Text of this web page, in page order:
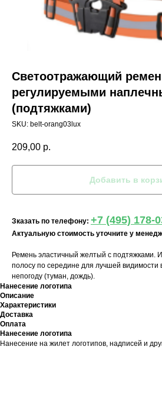
Светоотражающий
регулируемыми
(подтяжками)
SKU: belt-orang03lux
209,00 р.
Добавить в
Зказать по телефону: +7 (495) 178-
Актуальную стоимость уточните у
Ремень эластичный желтый с подтяжками.
полосу по середине для лучшей видимости
непогоду (туман, дождь).
Нанесение логотипа
Описание
Характеристики
Доставка
Оплата
Нанесение логотипа
Нанесение на жилет логотипов, надписей и